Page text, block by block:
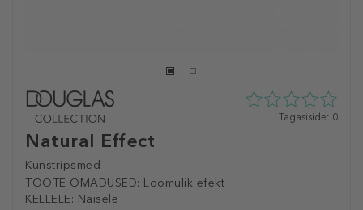
Natural Effect
Kunstripsmed
TOOTE OMADUSED: Loomulik efekt
KELLELE: Naisele
0
Tagasiside: 0